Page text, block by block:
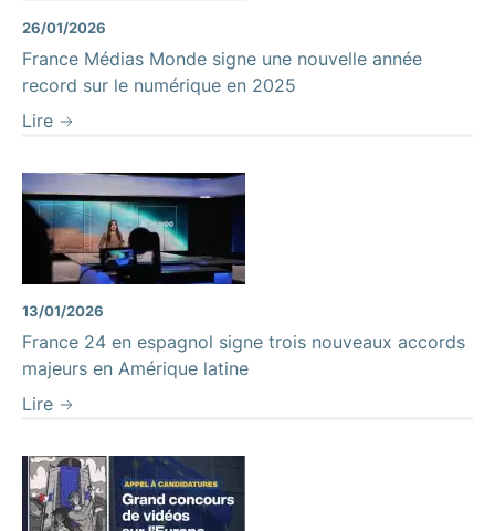
26/01/2026
France Médias Monde signe une nouvelle année
record sur le numérique en 2025
Lire
13/01/2026
France 24 en espagnol signe trois nouveaux accords
majeurs en Amérique latine
Lire